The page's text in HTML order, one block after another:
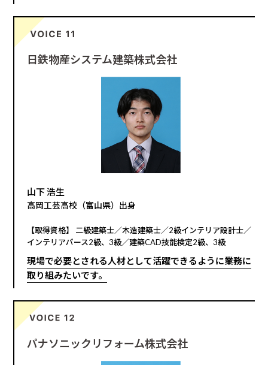
日鉄物産システム建築株式会社
山下 浩生
高岡工芸高校（富山県）出身
【取得資格】 二級建築士／木造建築士／2級インテリア設計士／
インテリアパース2級、3級／建築CAD技能検定2級、3級
現場で必要とされる人材として活躍できるように業務に
取り組みたいです。
パナソニックリフォーム株式会社